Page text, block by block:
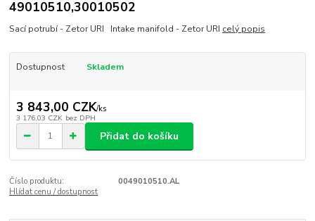
49010510,30010502
Sací potrubí - Zetor URI Intake manifold - Zetor URI celý popis
Dostupnost Skladem
3 843,00 CZK/ks
3 176,03 CZK bez DPH
Přidat do košíku
Číslo produktu:
0049010510.AL
Hlídat cenu / dostupnost